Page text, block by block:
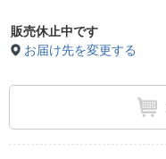
販売休止中です
お届け先を変更する